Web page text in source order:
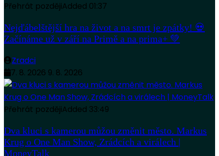
Přehrát pozdějiAdded 01:37
Nejďábelštější hra na život a na smrt je zpátky! 💀
Začínáme už v září na Primě a na prima+ 💚
Zradci
7. 8. 2026 9. 8. 2026
Přehrát pozdějiAdded 33:49
Dva kluci s kamerou můžou změnit město. Markus
Krug o One Man Show, Zrádcích a virálech |
MoneyTalk